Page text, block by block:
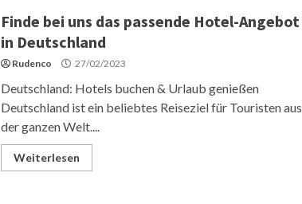
Finde bei uns das passende Hotel-Angebot
in Deutschland
Rudenco 27/02/2023
Deutschland: Hotels buchen & Urlaub genießen
Deutschland ist ein beliebtes Reiseziel für Touristen aus
der ganzen Welt....
Weiterlesen